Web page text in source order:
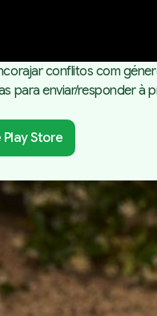
conflitos com
para enviar/responder à
Store